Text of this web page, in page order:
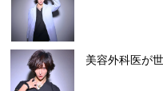
美容外科医が